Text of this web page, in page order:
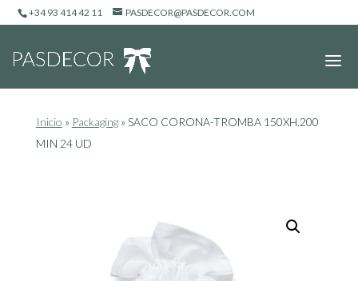
+34 93 414 42 11 PASDECOR@PASDECOR.COM
Inicio » Packaging» SACO CORONA-TROMBA 150XH.200
MIN 24 UD